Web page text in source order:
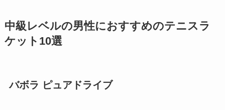
中級レベルの男性におすすめのテニスラ
ケット10選
バボラ ピュアドライブ